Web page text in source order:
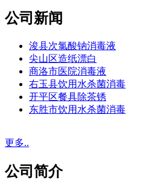
公司新闻
浚县次氯酸钠消毒液
尖山区造纸漂白
商洛市医院消毒液
右玉县饮用水杀菌消毒
开平区餐具除茶锈
东胜市饮用水杀菌消毒
更多..
公司简介